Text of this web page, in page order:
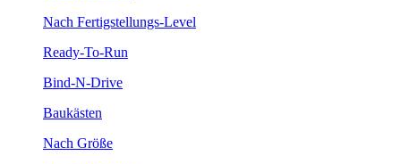
Nach Fertigstellungs-Level
Ready-To-Run
Bind-N-Drive
Baukästen
Nach Größe